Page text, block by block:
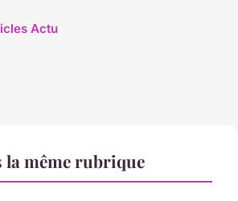
Actu
même rubrique